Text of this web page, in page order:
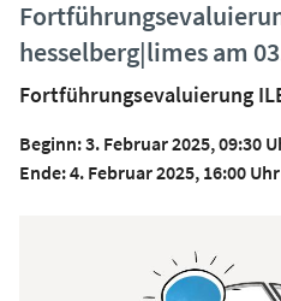
hesselberg|limes am
Fortführungsevaluierung
Beginn: 3. Februar 2025, 09:30
Ende: 4. Februar 2025, 16:00 Uhr